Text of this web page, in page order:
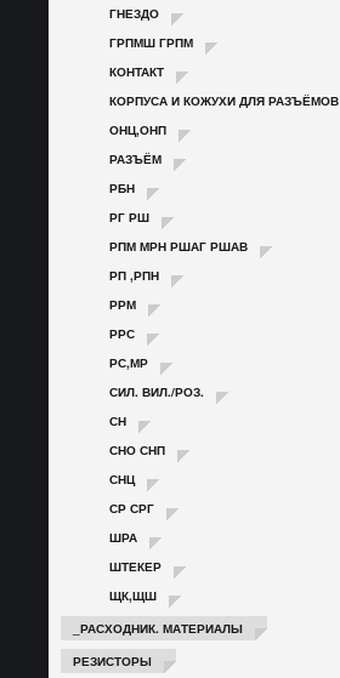
ГНЕЗДО
ГРПМШ ГРПМ
КОНТАКТ
КОРПУСА И КОЖУХИ ДЛЯ РАЗЪЁМОВ
ОНЦ,ОНП
РАЗЪЁМ
РБН
РГ РШ
РПМ МРН РШАГ РШАВ
РП ,РПН
РРМ
РРС
РС,МР
СИЛ. ВИЛ./РОЗ.
СН
СНО СНП
СНЦ
СР СРГ
ШРА
ШТЕКЕР
ЩК,ЩШ
_РАСХОДНИК. МАТЕРИАЛЫ
РЕЗИСТОРЫ